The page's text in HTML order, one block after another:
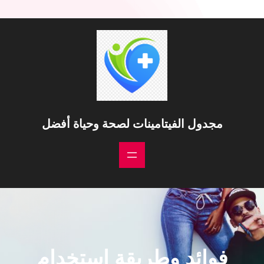
مجدول الفيتامينات لصحة وحياة أفضل
فوائد وطريقة استخدام